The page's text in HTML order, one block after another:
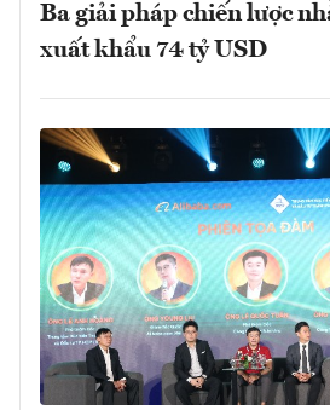
Ba giải pháp chiến lược
xuất khẩu 74 tỷ USD